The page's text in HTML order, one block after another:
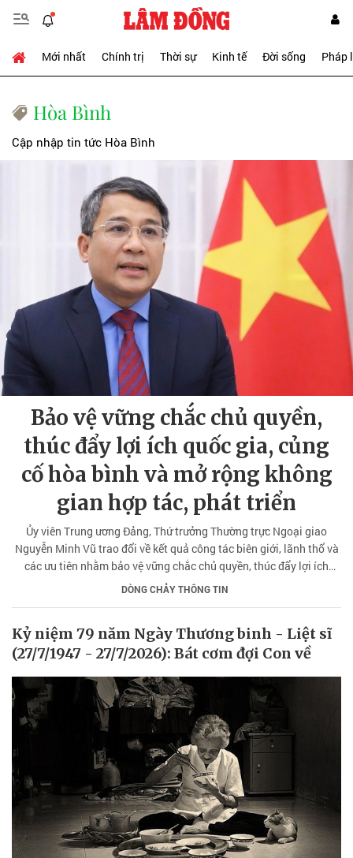
Mới nhất Chính trị Thời sự Kinh tế Đời sống Pháp
Hòa Bình
Cập nhập tin tức Hòa Bình
Bảo vệ vững chắc chủ quyền,
thúc đẩy lợi ích quốc gia, củng
cố hòa bình và mở rộng không
gian hợp tác, phát triển
Ủy viên Trung ương Đảng, Thứ trưởng Thường trực Ngoại giao
Nguyễn Minh Vũ trao đổi về kết quả công tác biên giới, lãnh thổ và
các ưu tiên nhằm bảo vệ vững chắc chủ quyền, thúc đẩy lợi ích
quốc gia, củng cố hòa bình, mở rộng không gian hợp tác, phát
DÒNG CHẢY THÔNG TIN
Kỷ niệm 79 năm Ngày Thương binh - Liệt sĩ
(27/7/1947 - 27/7/2026): Bát cơm đợi Con về